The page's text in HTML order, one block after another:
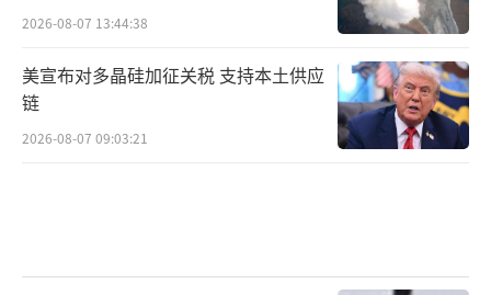
2026-08-07 13:44:38
美宣布对多晶硅加征关税 支持本土供应
链
2026-08-07 09:03:21